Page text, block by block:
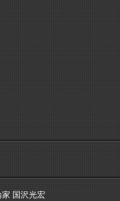
国沢光宏